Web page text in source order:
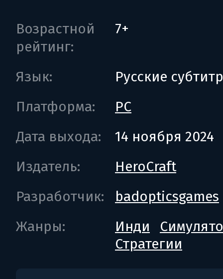
Возрастной
рейтинг:
7+
Язык:
Русские
Платформа:
PC
Дата выхода:
14 ноября 2024
Издатель:
HeroCraft
Разработчик:
badopticsgames
Жанры:
Инди
Стратегии